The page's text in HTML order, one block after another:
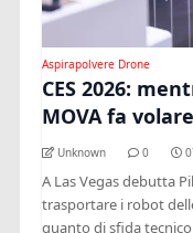
Aspirapolvere Drone
CES 2026:
MOVA fa
Unknown 0
A Las Vegas debutta
trasportare i robot
guanto di sfida